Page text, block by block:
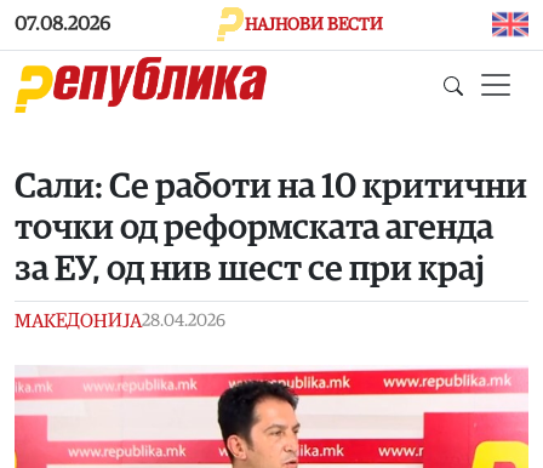
Skip to main content
07.08.2026 НАЈНОВИ ВЕСТИ
Сали: Се работи на 10 критични
точки од реформската агенда
за ЕУ, од нив шест се при крај
МАКЕДОНИЈА28.04.2026